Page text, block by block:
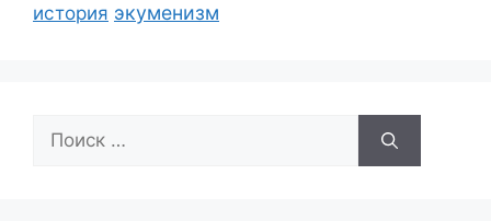
история экуменизм
Поиск: